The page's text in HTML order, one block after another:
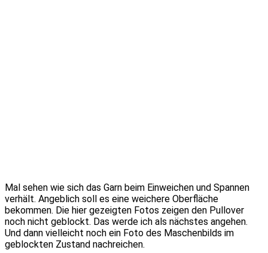
Mal sehen wie sich das Garn beim Einweichen und Spannen
verhält. Angeblich soll es eine weichere Oberfläche
bekommen. Die hier gezeigten Fotos zeigen den Pullover
noch nicht geblockt. Das werde ich als nächstes angehen.
Und dann vielleicht noch ein Foto des Maschenbilds im
geblockten Zustand nachreichen.